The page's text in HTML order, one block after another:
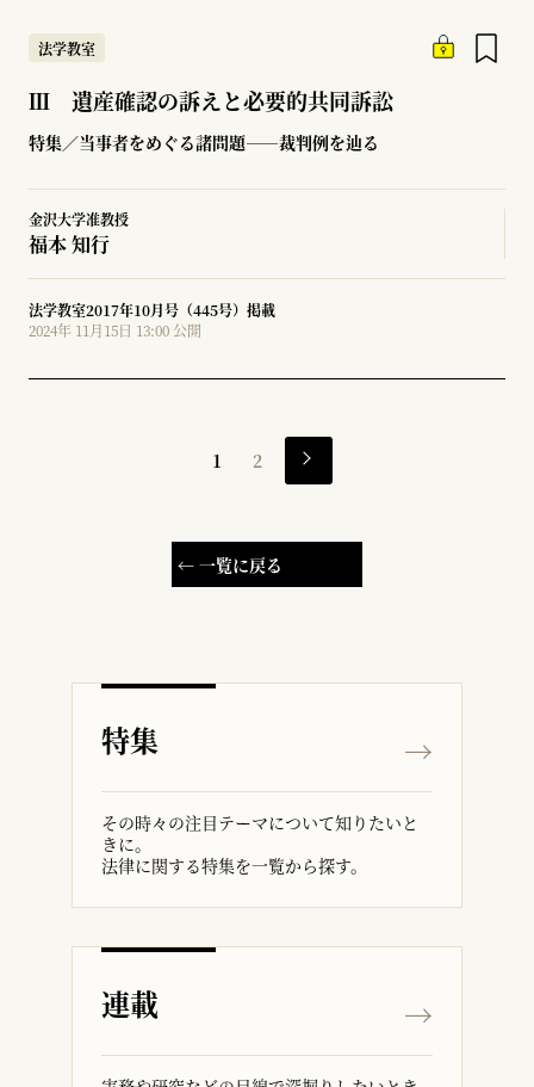
法学教室
Ⅲ 遺産確認の訴えと必要的共同訴訟
特集／当事者をめぐる諸問題――裁判例を辿る
金沢大学准教授
福本 知行
法学教室2017年10月号（445号）掲載
2024年 11月15日 13:00 公開
1 2
← 一覧に戻る
特集
その時々の注目テーマについて知りたいと
きに。
法律に関する特集を一覧から探す。
連載